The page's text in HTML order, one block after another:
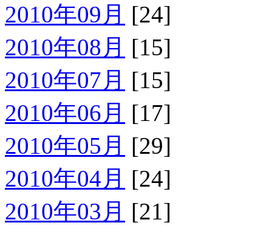
2010年09月 [24]
2010年08月 [15]
2010年07月 [15]
2010年06月 [17]
2010年05月 [29]
2010年04月 [24]
2010年03月 [21]